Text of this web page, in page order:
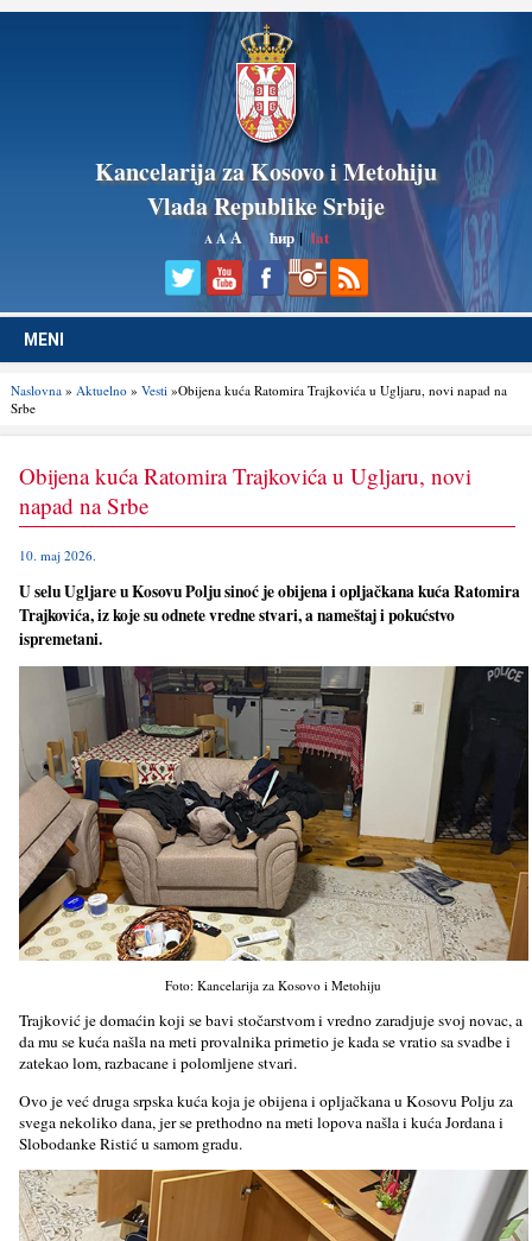
Kancelarija za Kosovo i Metohiju
Vlada Republike Srbije
A AA ћир|lat
MENI
Naslovna» Aktuelno» Vesti»Obijena kuća Ratomira Trajkovića u Ugljaru, novi napad na
Srbe
Obijena kuća Ratomira Trajkovića u Ugljaru, novi
napad na Srbe
10. maj 2026.
U selu Ugljare u Kosovu Polju sinoć je obijena i opljačkana kuća Ratomira
Trajkovića, iz koje su odnete vredne stvari, a nameštaj i pokućstvo
ispremetani.
Foto: Kancelarija za Kosovo i Metohiju
Trajković je domaćin koji se bavi stočarstvom i vredno zaradjuje svoj novac, a
da mu se kuća našla na meti provalnika primetio je kada se vratio sa svadbe i
zatekao lom, razbacane i polomljene stvari.
Ovo je već druga srpska kuća koja je obijena i opljačkana u Kosovu Polju za
svega nekoliko dana, jer se prethodno na meti lopova našla i kuća Jordana i
Slobodanke Ristić u samom gradu.